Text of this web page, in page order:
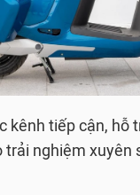
kênh tiếp cận, hỗ
trải nghiệm xuyên